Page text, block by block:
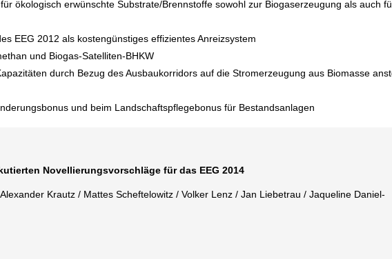
ökologisch erwünschte Substrate/Brennstoffe sowohl zur Biogaserzeugung als auch
EEG 2012 als kostengünstiges effizientes Anreizsystem
und Biogas-Satelliten-BHKW
durch Bezug des Ausbaukorridors auf die Stromerzeugung aus Biomasse
und beim Landschaftspflegebonus für Bestandsanlagen
Novellierungsvorschläge für das EEG 2014
Krautz / Mattes Scheftelowitz / Volker Lenz / Jan Liebetrau / Jaqueline Daniel-